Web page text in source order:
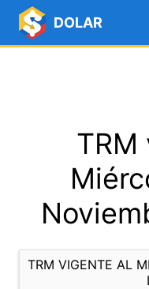
DOLAR
TRM
TRM VIGENTE AL